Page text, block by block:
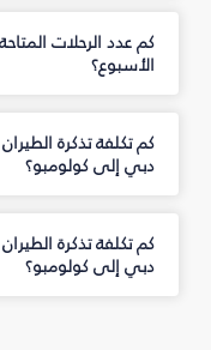
كم عدد الرحلات
الأسبوع؟
كم تكلفة تذكرة
دبي إلى كولومبو؟
كم تكلفة تذكرة
دبي إلى كولومبو؟